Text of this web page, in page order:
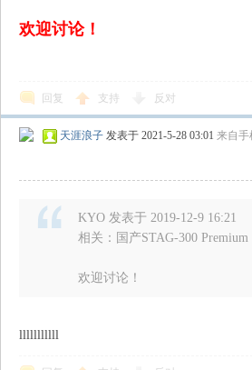
知
欢迎讨论！
回复 支持 反对
天涯浪子 发表于 2021-5-28 03:01 来自手
KYO 发表于 2019-12-9 16:21
相关：国产STAG-300
欢迎讨论！
lllllllllll